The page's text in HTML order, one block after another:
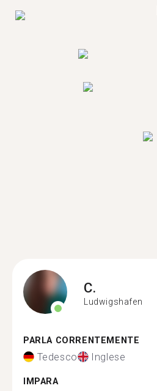
C.
Ludwigshafen
PARLA CORRENTEMENTE
Tedesco Inglese
IMPARA